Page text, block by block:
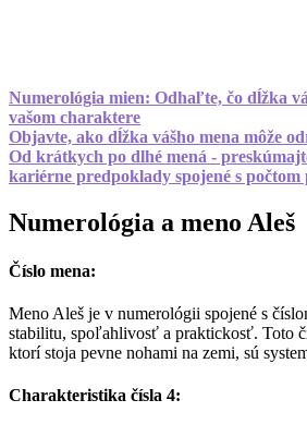
Numerológia mien: Odhaľte, čo dĺžka
vašom charaktere
Objavte, ako dĺžka vášho mena môže
Od krátkych po dlhé mená -
kariérne predpoklady spojené s počtom
Numerológia a meno Aleš
Číslo mena:
Meno Aleš je v numerológii spojené s
stabilitu, spoľahlivosť a praktickosť. Toto
ktorí stoja pevne nohami na zemi, sú
Charakteristika čísla 4: